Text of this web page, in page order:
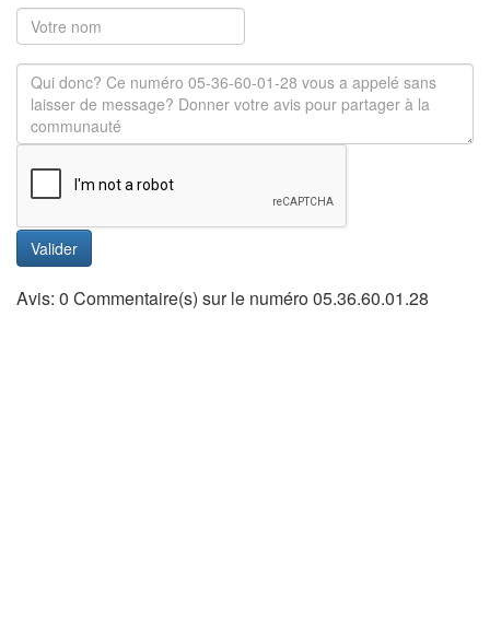
Valider
Avis: 0 Commentaire(s) sur le numéro 05.36.60.01.28